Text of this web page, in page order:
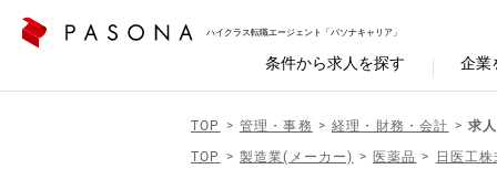
ハイクラス転職エージェント「パソナキャリア」
条件から求人を探す 企業
TOP 管理・事務 経理・財務・会計
求
TOP
製造業(メーカー) 医薬品 日医工